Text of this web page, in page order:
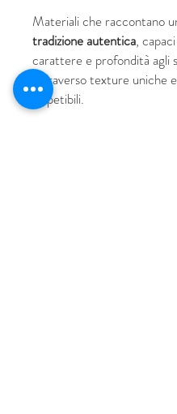
Materiali che raccontano
tradizione autentica,
carattere e profondità agli
attraverso texture uniche e
irripetibili.